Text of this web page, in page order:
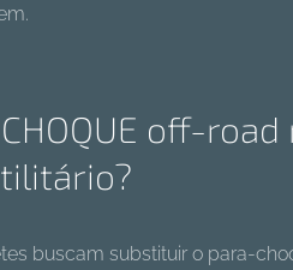
off-road
buscam substituir o para-